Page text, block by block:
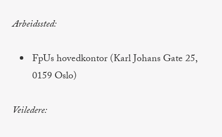
Arbeidssted:
FpUs hovedkontor (Karl Johans Gate 25,
0159 Oslo)
Veiledere: